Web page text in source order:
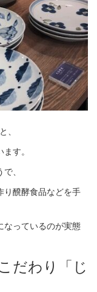
、
す。
、
り醗酵食品などを手
なっているのが実態
だわり「じ